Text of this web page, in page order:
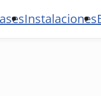
Instalaciones